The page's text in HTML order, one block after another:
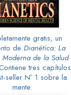
gratis, un
de Dianética: La
de la Salud
tres capítulos
seller Nº 1 sobre la
mente.